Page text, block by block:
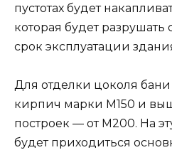
пустотах будет
которая будет разрушать
срок эксплуатации
Для отделки цоколя
кирпич марки М150 и
построек — от М200. На
будет приходиться